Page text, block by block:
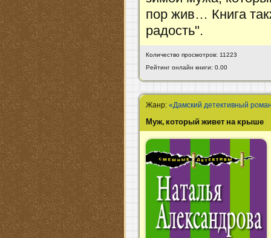
пор жив… Книга
радость".
Количество просмотров: 11223
Рейтинг онлайн книги: 0.00
Жанр:«Дамский детективный
Муж, который живет на крыше